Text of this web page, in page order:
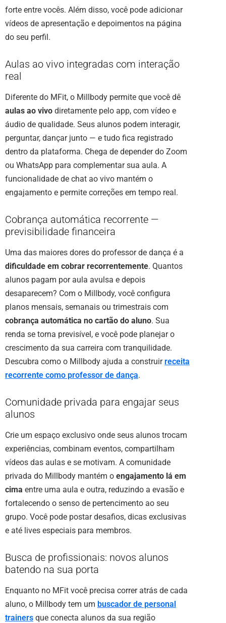
forte entre vocês. Além disso, você pode adicionar
vídeos de apresentação e depoimentos na página
do seu perfil.
Aulas ao vivo integradas com interação
real
Diferente do MFit, o Millbody permite que você dê
aulas ao vivo diretamente pelo app, com vídeo e
áudio de qualidade. Seus alunos podem interagir,
perguntar, dançar junto — e tudo fica registrado
dentro da plataforma. Chega de depender do Zoom
ou WhatsApp para complementar sua aula. A
funcionalidade de chat ao vivo mantém o
engajamento e permite correções em tempo real.
Cobrança automática recorrente —
previsibilidade financeira
Uma das maiores dores do professor de dança é a
dificuldade em cobrar recorrentemente. Quantos
alunos pagam por aula avulsa e depois
desaparecem? Com o Millbody, você configura
planos mensais, semanais ou trimestrais com
cobrança automática no cartão do aluno. Sua
renda se torna previsível, e você pode planejar o
crescimento da sua carreira com tranquilidade.
Descubra como o Millbody ajuda a construir receita
recorrente como professor de dança.
Comunidade privada para engajar seus
alunos
Crie um espaço exclusivo onde seus alunos trocam
experiências, combinam eventos, compartilham
vídeos das aulas e se motivam. A comunidade
privada do Millbody mantém o engajamento lá em
cima entre uma aula e outra, reduzindo a evasão e
fortalecendo o senso de pertencimento ao seu
grupo. Você pode postar desafios, dicas exclusivas
e até lives especiais para membros.
Busca de profissionais: novos alunos
batendo na sua porta
Enquanto no MFit você precisa correr atrás de cada
aluno, o Millbody tem um buscador de personal
trainers que conecta alunos da sua região